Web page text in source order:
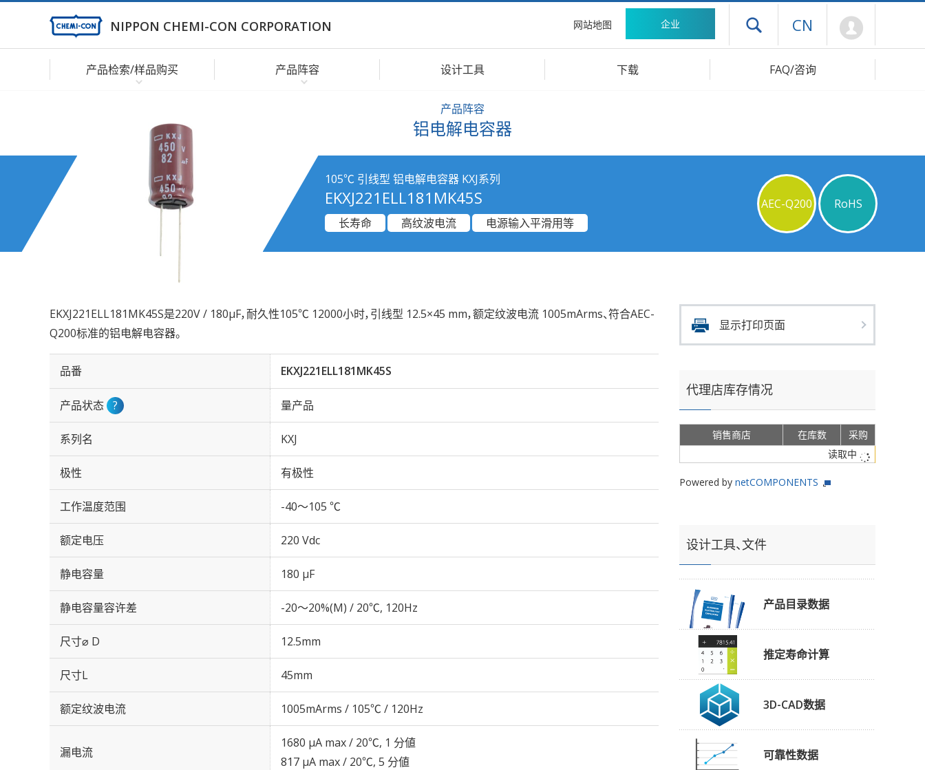
NIPPON CHEMI-CON CORPORATION 网站地图 企业 打开抽屉菜单
CN
产品检索/样品购买 产品阵容 设计工具 下载 FAQ/咨询
产品阵容
铝电解电容器
105℃ 引线型 铝电解电容器 KXJ系列
EKXJ221ELL181MK45S AEC-Q200
RoHS
长寿命
高纹波电流 电源输入平滑用等
EKXJ221ELL181MK45S是220V / 180µF，耐久性105℃ 12000小时，引线型 12.5×45 mm，额定纹波电流 1005mArms、符合AEC-
Q200标准的铝电解电容器。
品番 EKXJ221ELL181MK45S
产品状态 ? 量产品
系列名 KXJ
极性 有极性
工作温度范围 -40～105 ℃
额定电压 220 Vdc
静电容量 180 µF
静电容量容许差 -20～20%(M) / 20℃, 120Hz
尺寸⌀ D 12.5mm
尺寸L 45mm
额定纹波电流 1005mArms / 105℃ / 120Hz
漏电流
1680 μA max / 20℃, 1 分値
817 μA max / 20℃, 5 分値
显示打印页面
代理店库存情况
销售商店 在库数
采购
读取中
Powered by netCOMPONENTS
设计工具、文件
产品目录数据
推定寿命计算
3D-CAD数据
可靠性数据